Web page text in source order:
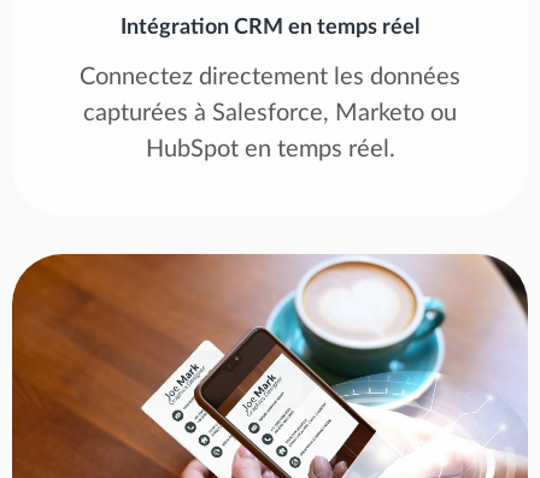
Intégration CRM en temps réel
Connectez directement les données
capturées à Salesforce, Marketo ou
HubSpot en temps réel.